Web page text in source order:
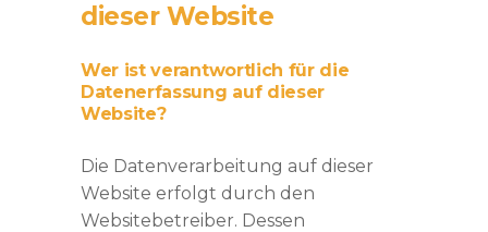
dieser Website
Wer ist verantwortlich für die
Datenerfassung auf dieser
Website?
Die Datenverarbeitung auf dieser
Website erfolgt durch den
Websitebetreiber. Dessen